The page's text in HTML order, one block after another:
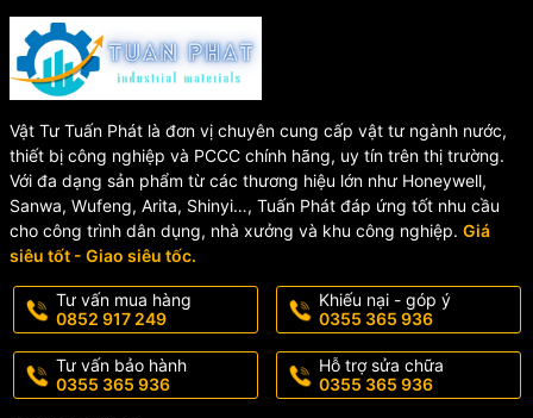
Chất liệu
Inox 304 Inox 304
🛠 Cấu Tạo Sản Phẩm
🔹Tấm điều hướng (Directional):Inox 304.
🔹Khung đầu phun (Body):Inox 304.
🔹 Thiết kế chắc chắn, chịu áp lực nước tốt.
🏢 Ứng Dụng Thực Tế
✔️ Hệ thống chữa cháy Drencher.
Vật Tư Tuấn Phát là đơn vị chuyên cung cấp vật tư ngành nước,
thiết bị công nghiệp và PCCC chính hãng, uy tín trên thị trường.
Với đa dạng sản phẩm từ các thương hiệu lớn như Honeywell,
Sanwa, Wufeng, Arita, Shinyi…, Tuấn Phát đáp ứng tốt nhu cầu
cho công trình dân dụng, nhà xưởng và khu công nghiệp. Giá
siêu tốt - Giao siêu tốc.
Tư vấn mua hàng
0852 917 249
Khiếu nại - góp ý
0355 365 936
Tư vấn bảo hành
0355 365 936
Hỗ trợ sửa chữa
0355 365 936